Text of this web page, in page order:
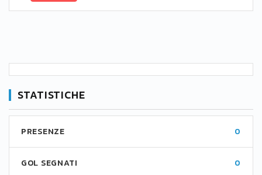
STATISTICHE
PRESENZE 0
GOL SEGNATI 0